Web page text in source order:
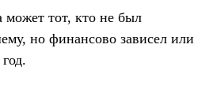
может тот, кто не был
но финансово зависел или